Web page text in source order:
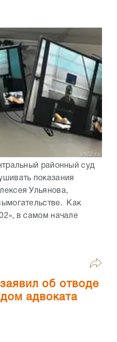
районный суд
показания
Ульянова,
Как
в самом начале
об отводе
адвоката